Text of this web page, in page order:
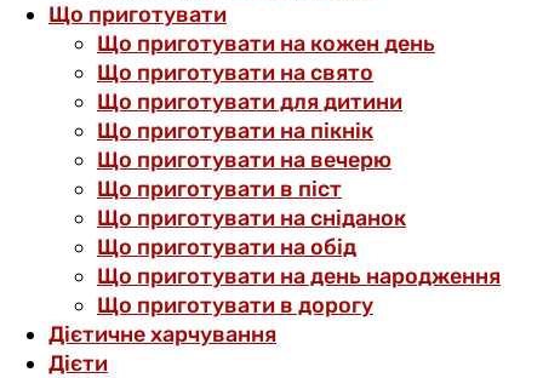
Що приготувати
Що приготувати на кожен день
Що приготувати на свято
Що приготувати для дитини
Що приготувати на пікнік
Що приготувати на вечерю
Що приготувати в піст
Що приготувати на сніданок
Що приготувати на обід
Що приготувати на день народження
Що приготувати в дорогу
Дієтичне харчування
Дієти